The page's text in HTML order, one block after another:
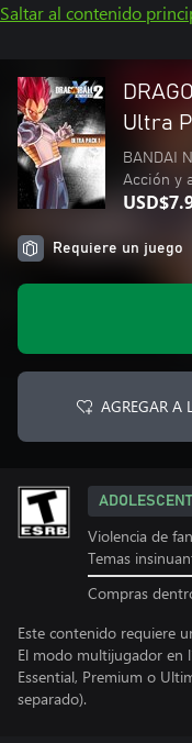
Saltar al contenido
Ultra
BANDAI
Acción y
Requiere un juego
AGREGAR A
Violencia de
Temas
Compras
Este contenido requiere
El modo multijugador en
Essential, Premium o
separado).